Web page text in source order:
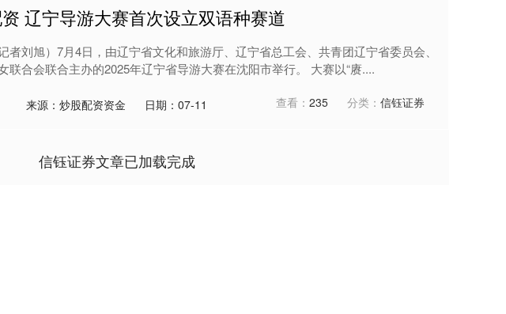
辽宁导游大赛首次设立双语种赛道
者刘旭）7月4日，由辽宁省文化和旅游厅、辽宁省总工会、共青团辽宁省委员会、
联合会联合主办的2025年辽宁省导游大赛在沈阳市举行。 大赛以“赓....
来源：炒股配资资金 日期：07-11 查看： 235 分类： 信钰证券
信钰证券文章已加载完成